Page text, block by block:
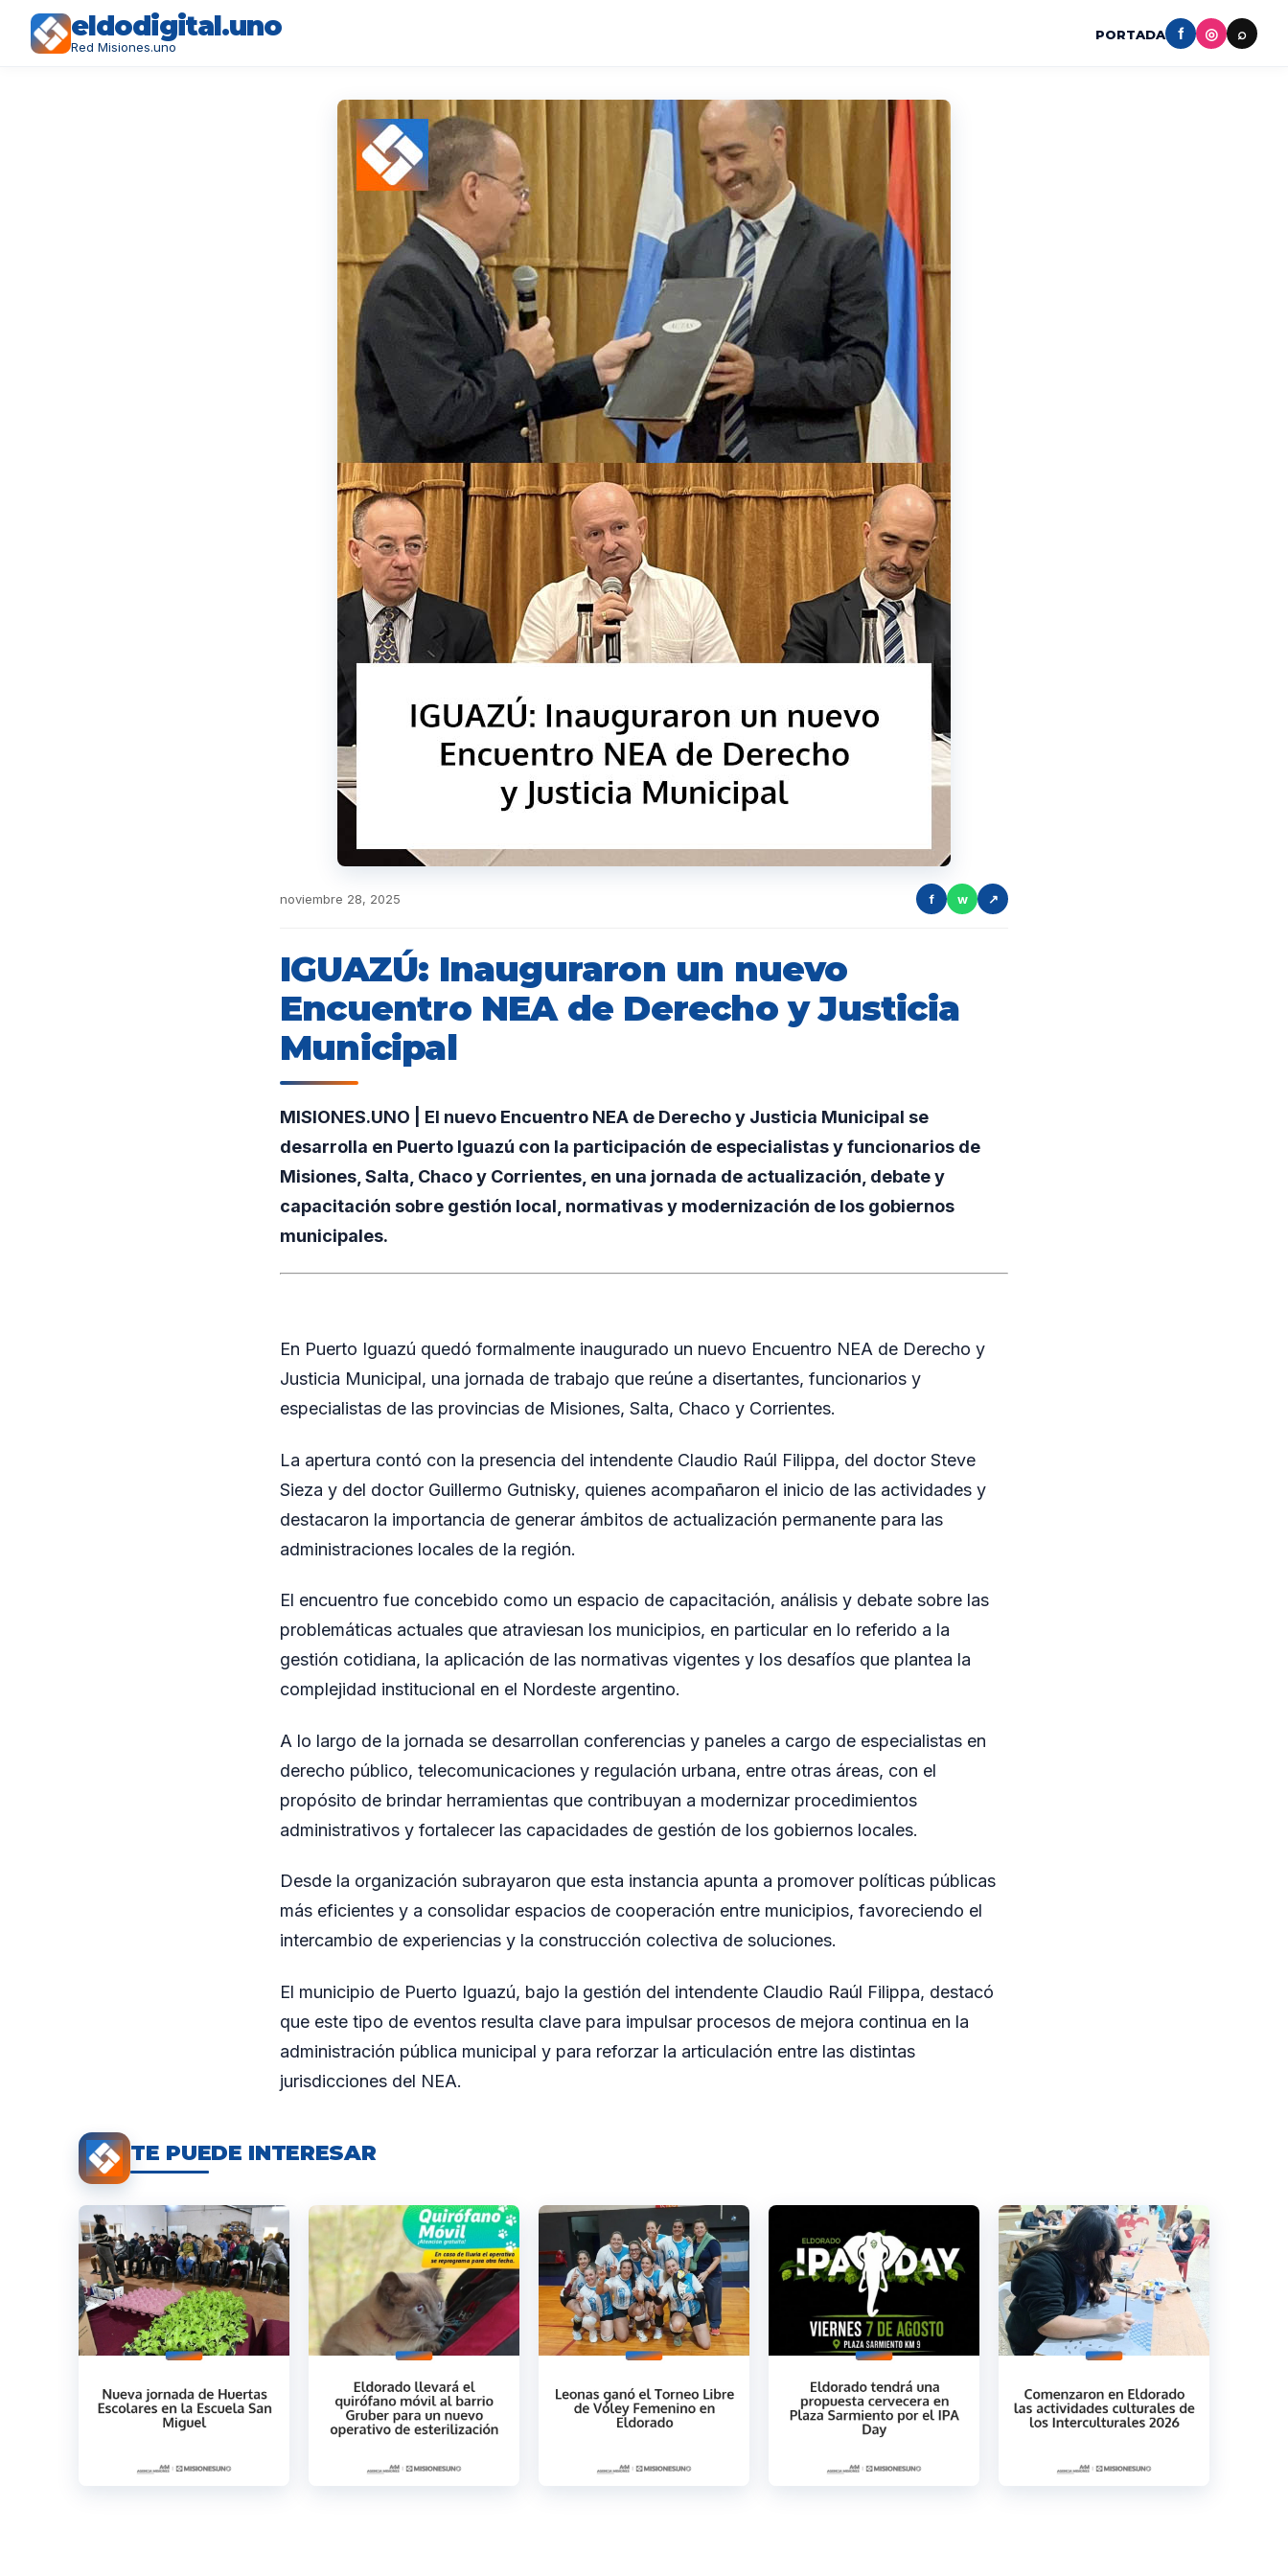
eldodigital.uno
Red Misiones.uno
PORTADA f ◎ ⌕
noviembre 28, 2025 f w ↗
IGUAZÚ: Inauguraron un nuevo
Encuentro NEA de Derecho y Justicia
Municipal
MISIONES.UNO | El nuevo Encuentro NEA de Derecho y Justicia Municipal se
desarrolla en Puerto Iguazú con la participación de especialistas y funcionarios de
Misiones, Salta, Chaco y Corrientes, en una jornada de actualización, debate y
capacitación sobre gestión local, normativas y modernización de los gobiernos
municipales.
En Puerto Iguazú quedó formalmente inaugurado un nuevo Encuentro NEA de Derecho y
Justicia Municipal, una jornada de trabajo que reúne a disertantes, funcionarios y
especialistas de las provincias de Misiones, Salta, Chaco y Corrientes.
La apertura contó con la presencia del intendente Claudio Raúl Filippa, del doctor Steve
Sieza y del doctor Guillermo Gutnisky, quienes acompañaron el inicio de las actividades y
destacaron la importancia de generar ámbitos de actualización permanente para las
administraciones locales de la región.
El encuentro fue concebido como un espacio de capacitación, análisis y debate sobre las
problemáticas actuales que atraviesan los municipios, en particular en lo referido a la
gestión cotidiana, la aplicación de las normativas vigentes y los desafíos que plantea la
complejidad institucional en el Nordeste argentino.
A lo largo de la jornada se desarrollan conferencias y paneles a cargo de especialistas en
derecho público, telecomunicaciones y regulación urbana, entre otras áreas, con el
propósito de brindar herramientas que contribuyan a modernizar procedimientos
administrativos y fortalecer las capacidades de gestión de los gobiernos locales.
Desde la organización subrayaron que esta instancia apunta a promover políticas públicas
más eficientes y a consolidar espacios de cooperación entre municipios, favoreciendo el
intercambio de experiencias y la construcción colectiva de soluciones.
El municipio de Puerto Iguazú, bajo la gestión del intendente Claudio Raúl Filippa, destacó
que este tipo de eventos resulta clave para impulsar procesos de mejora continua en la
administración pública municipal y para reforzar la articulación entre las distintas
jurisdicciones del NEA.
TE PUEDE INTERESAR